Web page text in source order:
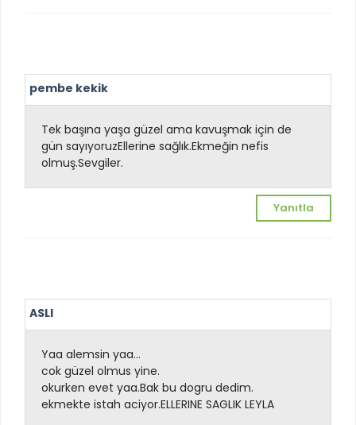
pembe kekik
Tek başına yaşa güzel ama kavuşmak için de
gün sayıyoruzEllerine sağlık.Ekmeğin nefis
olmuş.Sevgiler.
Yanıtla
ASLI
Yaa alemsin yaa...
cok güzel olmus yine.
okurken evet yaa.Bak bu dogru dedim.
ekmekte istah aciyor.ELLERINE SAGLIK LEYLA